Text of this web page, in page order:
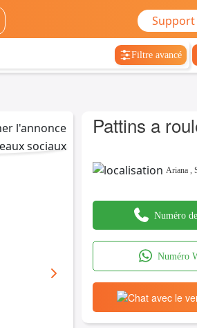
Support
Filtre avancé
Pattins a
Ariana ,
Numéro
Numéro